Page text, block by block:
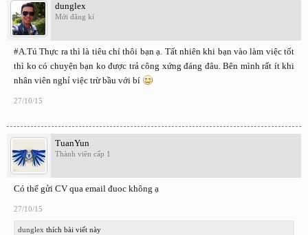
dunglex
Mới đăng kí
#A.Tú Thực ra thì là tiêu chí thôi bạn ạ. Tất nhiên khi bạn vào làm việc tốt
thì ko có chuyện bạn ko được trả công xứng đáng đâu. Bên mình rất ít khi
nhân viên nghỉ việc trừ bầu với bí
27/10/15
TuanYun
Thành viên cấp 1
Có thể gửi CV qua email đuoc không ạ
27/10/15
dunglex thích bài viết này